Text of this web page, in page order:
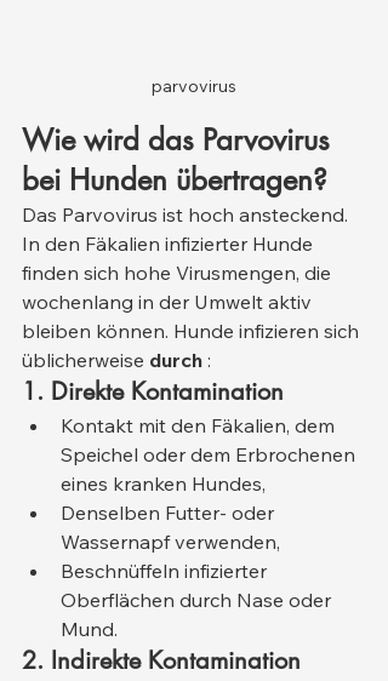
parvovirus
Wie wird das Parvovirus
bei Hunden übertragen?
Das Parvovirus ist hoch ansteckend.
In den Fäkalien infizierter Hunde
finden sich hohe Virusmengen, die
wochenlang in der Umwelt aktiv
bleiben können. Hunde infizieren sich
üblicherweise durch :
1. Direkte Kontamination
Kontakt mit den Fäkalien, dem
Speichel oder dem Erbrochenen
eines kranken Hundes,
Denselben Futter- oder
Wassernapf verwenden,
Beschnüffeln infizierter
Oberflächen durch Nase oder
Mund.
2. Indirekte Kontamination